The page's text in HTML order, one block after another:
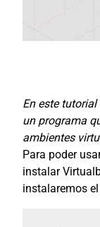
En este
un programa
ambientes
Para poder
instalar
instalaremos